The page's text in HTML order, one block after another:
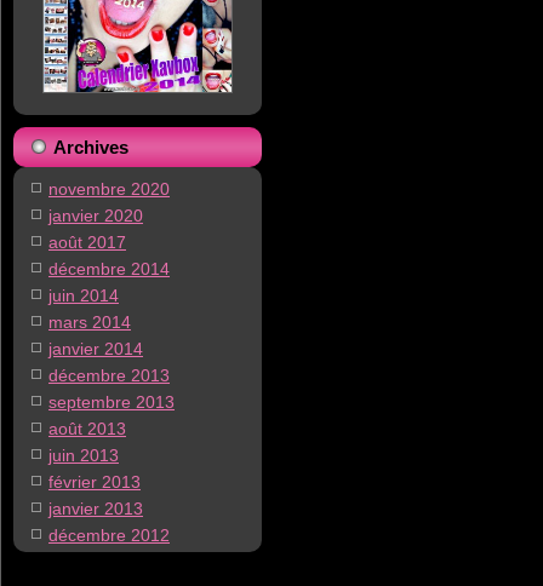
Archives
novembre 2020
janvier 2020
août 2017
décembre 2014
juin 2014
mars 2014
janvier 2014
décembre 2013
septembre 2013
août 2013
juin 2013
février 2013
janvier 2013
décembre 2012